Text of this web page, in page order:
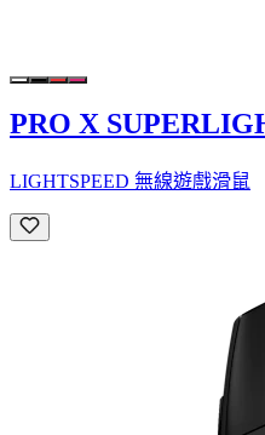
PRO X
LIGHTSPEED 無線遊戲滑鼠